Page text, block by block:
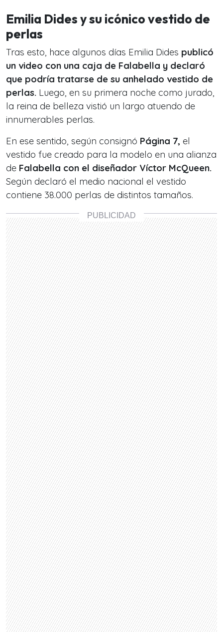
Emilia Dides y su icónico vestido de
perlas
Tras esto, hace algunos días Emilia Dides publicó
un video con una caja de Falabella y declaró
que podría tratarse de su anhelado vestido de
perlas. Luego, en su primera noche como jurado,
la reina de belleza vistió un largo atuendo de
innumerables perlas.
En ese sentido, según consignó Página 7, el
vestido fue creado para la modelo en una alianza
de Falabella con el diseñador Víctor McQueen.
Según declaró el medio nacional el vestido
contiene 38.000 perlas de distintos tamaños.